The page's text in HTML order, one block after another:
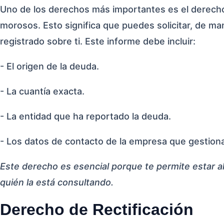
Uno de los derechos más importantes es el
morosos. Esto significa que puedes solicitar, de
registrado sobre ti. Este informe debe incluir:
- El origen de la deuda.
- La cuantía exacta.
- La entidad que ha reportado la deuda.
- Los datos de contacto de la empresa que
Este derecho es esencial porque te permite estar
quién la está consultando.
Derecho de Rectificación